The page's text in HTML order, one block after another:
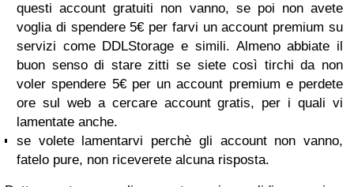
questi account gratuiti non vanno, se poi non avete
voglia di spendere 5€ per farvi un account premium su
servizi come DDLStorage e simili. Almeno abbiate il
buon senso di stare zitti se siete così tirchi da non
voler spendere 5€ per un account premium e perdete
ore sul web a cercare account gratis, per i quali vi
lamentate anche.
se volete lamentarvi perchè gli account non vanno,
fatelo pure, non riceverete alcuna risposta.